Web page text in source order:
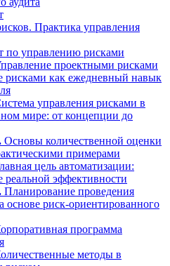
Практика управления
по управлению рисками
проектными рисками
рисками как ежедневный навык
управления рисками в
мире: от концепции до
Основы количественной оценки
примерами
цель автоматизации:
реальной эффективности
Планирование проведения
основе риск-ориентированного
программа
методы в